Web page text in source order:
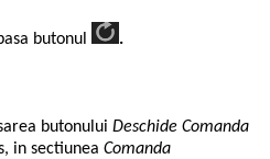
butonul
.
butonului Deschide Comanda
in sectiunea Comanda